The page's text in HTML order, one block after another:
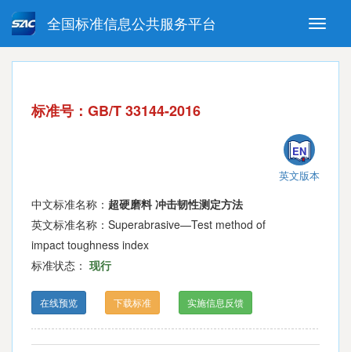
Toggle
全国标准信息公共服务平台
强制性国家标准 推荐性国家标准
指导性技术文件 (National standards in foreign
标准号：GB/T 33144-2016
EN
英文版本
中文标准名称： 超硬磨料 冲击韧性测定方法
英文标准名称：Superabrasive—Test method of
impact toughness index
标准状态： 现行
在线预览 下载标准 实施信息反馈